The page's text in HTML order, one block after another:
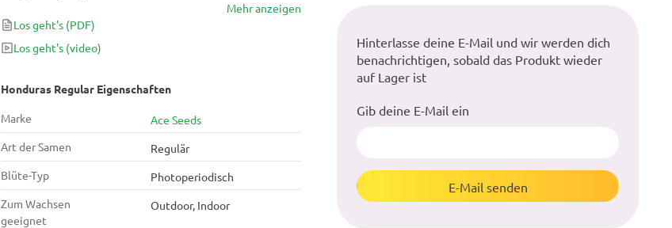
Honduras Regular Eigenschaften
Marke
Ace Seeds
Art der Samen
Regulär
Blüte-Typ
Photoperiodisch
Zum Wachsen
geeignet
Outdoor, Indoor
zentralamerikanische Sativa mit hohem Ertrag,
einem schnellen Blüten / Blatt-Verhältnis und einer
hervorragenden Beständigkeit gegen häufig
klassischen Sativa-Anforderungen wie Fokus,
Mehr anzeigen
Los geht's (PDF)
Los geht's (video)
Hinterlasse deine E-Mail und wir werden dich
benachrichtigen, sobald das Produkt wieder
auf Lager ist
Gib deine E-Mail ein
E-Mail senden